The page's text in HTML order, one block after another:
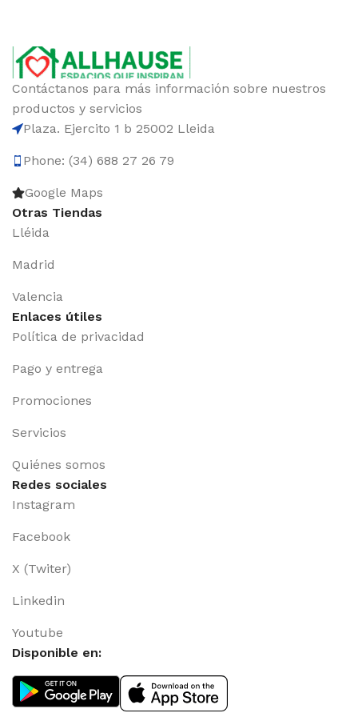
Contáctanos para más información sobre nuestros
productos y servicios
Plaza. Ejercito 1 b 25002 Lleida
Phone: (34) 688 27 26 79
Google Maps
Otras Tiendas
Lléida
Madrid
Valencia
Enlaces útiles
Política de privacidad
Pago y entrega
Promociones
Servicios
Quiénes somos
Redes sociales
Instagram
Facebook
X (Twiter)
Linkedin
Youtube
Disponible en: